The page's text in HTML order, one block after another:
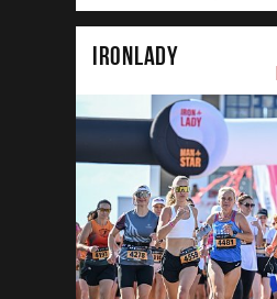
IRONLADY